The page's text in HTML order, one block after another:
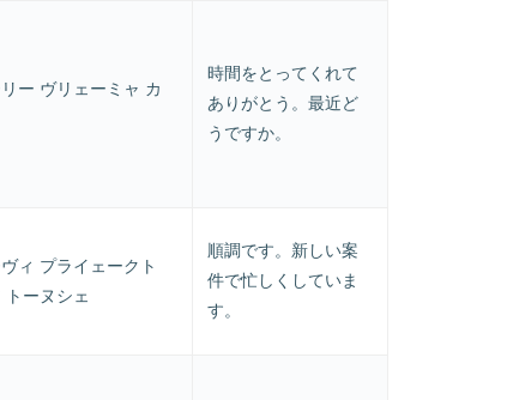
ー ヴリェーミャ カ
時間をとってくれて
ありがとう。最近ど
うですか。
ィ プライェークト
ーヌシェ
順調です。新しい案
件で忙しくしていま
す。